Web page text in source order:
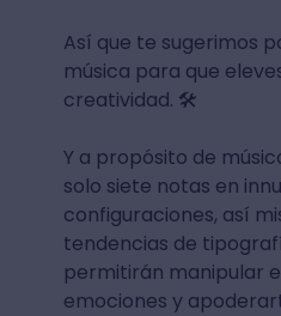
Así que te sugerimos
música para que
creatividad. 🛠️
Y a propósito de
solo siete notas en
configuraciones, así
tendencias de
permitirán manipular
emociones y